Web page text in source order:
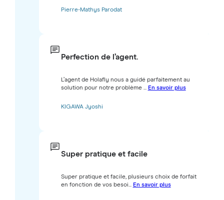
Pierre-Mathys Parodat
Perfection de l’agent.
L’agent de Holafly nous a guidé parfaitement au
solution pour notre problème ... En savoir plus
KIGAWA Jyoshi
Super pratique et facile
Super pratique et facile, plusieurs choix de forfait
en fonction de vos besoi... En savoir plus